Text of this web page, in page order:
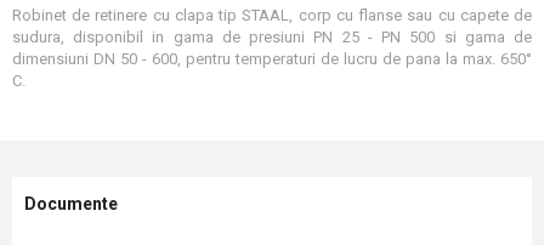
Robinet de retinere cu clapa tip STAAL, corp cu flanse sau cu capete de
sudura, disponibil in gama de presiuni PN 25 - PN 500 si gama de
dimensiuni DN 50 - 600, pentru temperaturi de lucru de pana la max. 650°
C.
Documente